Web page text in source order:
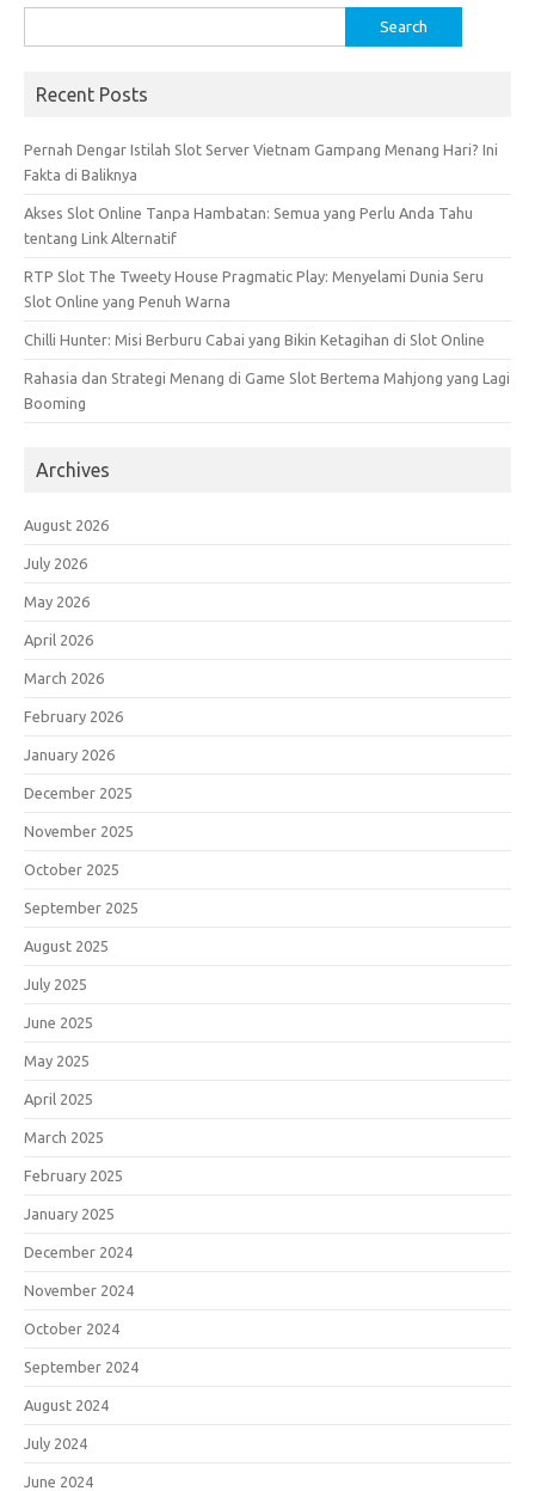
for:
Recent Posts
Pernah Dengar Istilah Slot Server Vietnam Gampang Menang Hari? Ini
Fakta di Baliknya
Akses Slot Online Tanpa Hambatan: Semua yang Perlu Anda Tahu
tentang Link Alternatif
RTP Slot The Tweety House Pragmatic Play: Menyelami Dunia Seru
Slot Online yang Penuh Warna
Chilli Hunter: Misi Berburu Cabai yang Bikin Ketagihan di Slot Online
Rahasia dan Strategi Menang di Game Slot Bertema Mahjong yang Lagi
Booming
Archives
August 2026
July 2026
May 2026
April 2026
March 2026
February 2026
January 2026
December 2025
November 2025
October 2025
September 2025
August 2025
July 2025
June 2025
May 2025
April 2025
March 2025
February 2025
January 2025
December 2024
November 2024
October 2024
September 2024
August 2024
July 2024
June 2024